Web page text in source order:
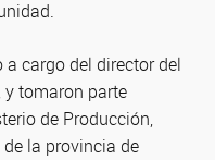
cargo del director del
y tomaron parte
de Producción,
la provincia de